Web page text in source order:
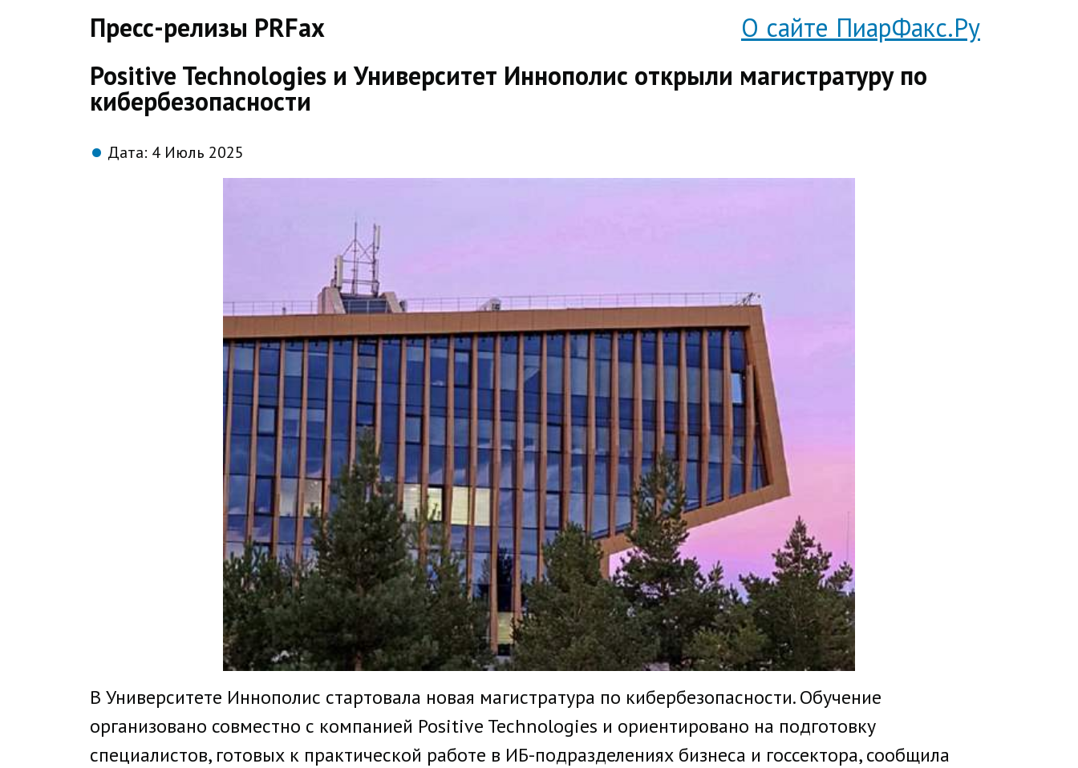
Пресс-релизы PRFax
О сайте ПиарФакс.Ру
Positive Technologies и Университет Иннополис открыли магистратуру по
кибербезопасности
Дата: 4 Июль 2025
В Университете Иннополис стартовала новая магистратура по кибербезопасности. Обучение
организовано совместно с компанией Positive Technologies и ориентировано на подготовку
специалистов, готовых к практической работе в ИБ-подразделениях бизнеса и госсектора, сообщила